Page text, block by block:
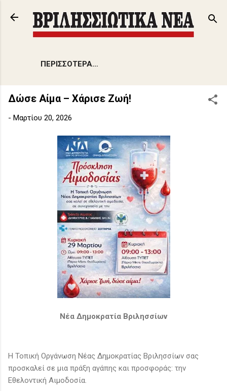
Μετάβαση στο κύριο περιεχόμενο
ΠΕΡΙΣΣΌΤΕΡΑ…
Δώσε Αίμα – Χάρισε Ζωή!
- Μαρτίου 20, 2026
Νέα Δημοκρατία Βριλησσίων
Η Τοπική Οργάνωση Νέας Δημοκρατίας Βριλησσίων σας
προσκαλεί σε μια πράξη αγάπης και προσφοράς: την
Εθελοντική Αιμοδοσία.